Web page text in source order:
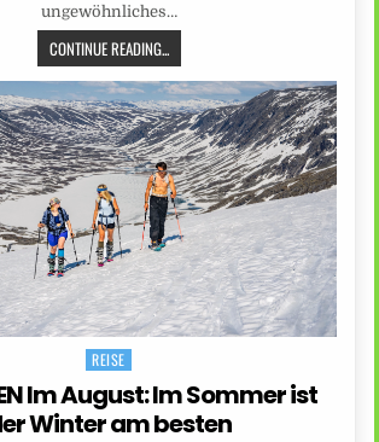
ungewöhnliches…
CONTINUE READING...
Posted
REISE
Im August: Im Sommer ist
Winter am besten